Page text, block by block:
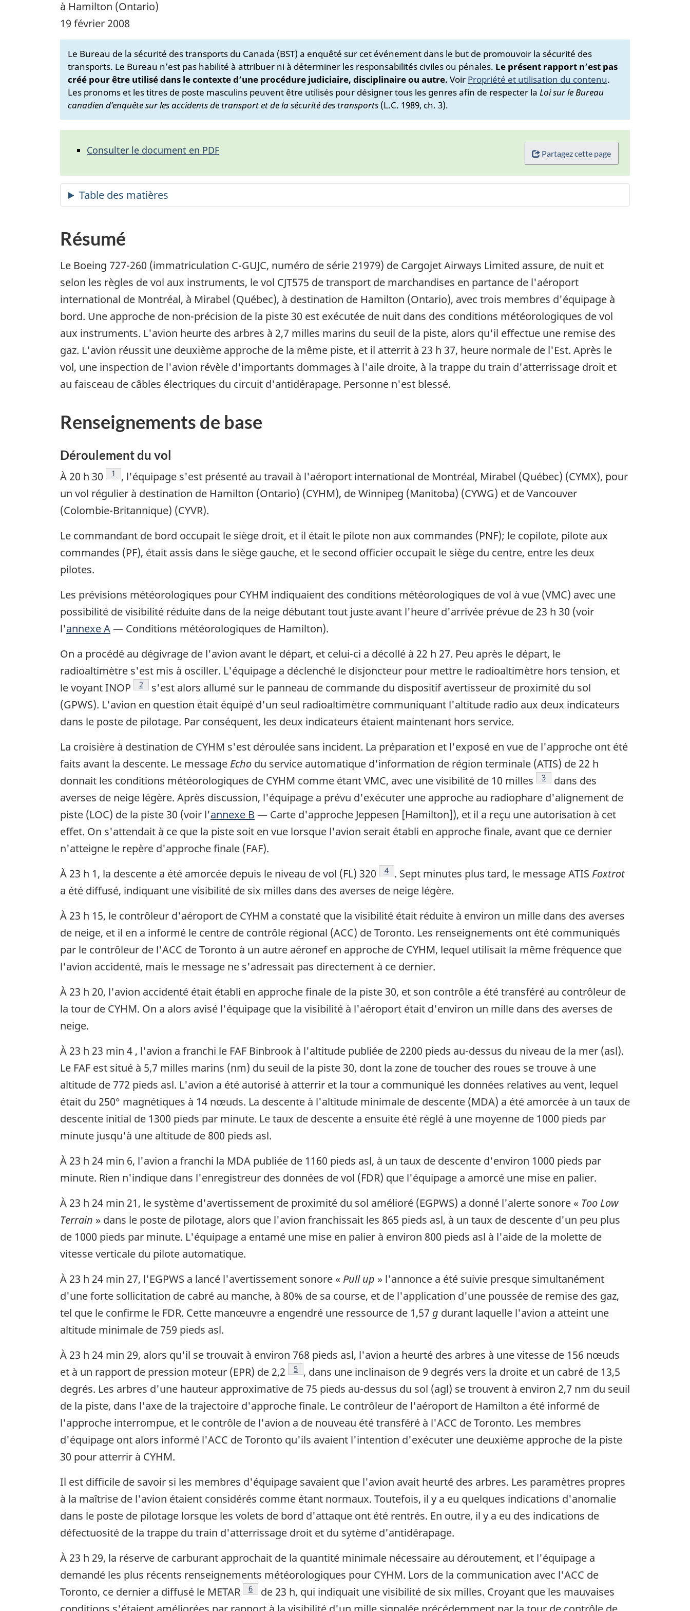
à Hamilton (Ontario)
19 février 2008
Le Bureau de la sécurité des transports du Canada (BST) a enquêté sur cet événement dans le but de promouvoir la sécurité des
transports. Le Bureau n’est pas habilité à attribuer ni à déterminer les responsabilités civiles ou pénales. Le présent rapport n’est pas
créé pour être utilisé dans le contexte d’une procédure judiciaire, disciplinaire ou autre. Voir Propriété et utilisation du contenu.
Les pronoms et les titres de poste masculins peuvent être utilisés pour désigner tous les genres afin de respecter la Loi sur le Bureau
canadien d’enquête sur les accidents de transport et de la sécurité des transports (L.C. 1989, ch. 3).
Partagez cette page
Consulter le document en PDF
Résumé
Le Boeing 727-260 (immatriculation C-GUJC, numéro de série 21979) de Cargojet Airways Limited assure, de nuit et
selon les règles de vol aux instruments, le vol CJT575 de transport de marchandises en partance de l'aéroport
international de Montréal, à Mirabel (Québec), à destination de Hamilton (Ontario), avec trois membres d'équipage à
bord. Une approche de non-précision de la piste 30 est exécutée de nuit dans des conditions météorologiques de vol
aux instruments. L'avion heurte des arbres à 2,7 milles marins du seuil de la piste, alors qu'il effectue une remise des
gaz. L'avion réussit une deuxième approche de la même piste, et il atterrit à 23 h 37, heure normale de l'Est. Après le
vol, une inspection de l'avion révèle d'importants dommages à l'aile droite, à la trappe du train d'atterrissage droit et
au faisceau de câbles électriques du circuit d'antidérapage. Personne n'est blessé.
Renseignements de base
Déroulement du vol
À 20 h 30 Footnote
1
, l'équipage s'est présenté au travail à l'aéroport international de Montréal, Mirabel (Québec) (CYMX), pour
un vol régulier à destination de Hamilton (Ontario) (CYHM), de Winnipeg (Manitoba) (CYWG) et de Vancouver
(Colombie-Britannique) (CYVR).
Le commandant de bord occupait le siège droit, et il était le pilote non aux commandes (PNF); le copilote, pilote aux
commandes (PF), était assis dans le siège gauche, et le second officier occupait le siège du centre, entre les deux
pilotes.
Les prévisions météorologiques pour CYHM indiquaient des conditions météorologiques de vol à vue (VMC) avec une
possibilité de visibilité réduite dans de la neige débutant tout juste avant l'heure d'arrivée prévue de 23 h 30 (voir
l'annexe A— Conditions météorologiques de Hamilton).
On a procédé au dégivrage de l'avion avant le départ, et celui-ci a décollé à 22 h 27. Peu après le départ, le
radioaltimètre s'est mis à osciller. L'équipage a déclenché le disjoncteur pour mettre le radioaltimètre hors tension, et
le voyant INOP
Footnote
2
s'est alors allumé sur le panneau de commande du dispositif avertisseur de proximité du sol
(GPWS). L'avion en question était équipé d'un seul radioaltimètre communiquant l'altitude radio aux deux indicateurs
dans le poste de pilotage. Par conséquent, les deux indicateurs étaient maintenant hors service.
La croisière à destination de CYHM s'est déroulée sans incident. La préparation et l'exposé en vue de l'approche ont été
faits avant la descente. Le message Echo du service automatique d'information de région terminale (ATIS) de 22 h
donnait les conditions météorologiques de CYHM comme étant VMC, avec une visibilité de 10 milles
Footnote
3
dans des
averses de neige légère. Après discussion, l'équipage a prévu d'exécuter une approche au radiophare d'alignement de
piste (LOC) de la piste 30 (voir l'annexe B — Carte d'approche Jeppesen [Hamilton]), et il a reçu une autorisation à cet
effet. On s'attendait à ce que la piste soit en vue lorsque l'avion serait établi en approche finale, avant que ce dernier
n'atteigne le repère d'approche finale (FAF).
À 23 h 1, la descente a été amorcée depuis le niveau de vol (FL) 320
Footnote
4 . Sept minutes plus tard, le message ATIS Foxtrot
a été diffusé, indiquant une visibilité de six milles dans des averses de neige légère.
À 23 h 15, le contrôleur d'aéroport de CYHM a constaté que la visibilité était réduite à environ un mille dans des averses
de neige, et il en a informé le centre de contrôle régional (ACC) de Toronto. Les renseignements ont été communiqués
par le contrôleur de l'ACC de Toronto à un autre aéronef en approche de CYHM, lequel utilisait la même fréquence que
l'avion accidenté, mais le message ne s'adressait pas directement à ce dernier.
À 23 h 20, l'avion accidenté était établi en approche finale de la piste 30, et son contrôle a été transféré au contrôleur de
la tour de CYHM. On a alors avisé l'équipage que la visibilité à l'aéroport était d'environ un mille dans des averses de
neige.
À 23 h 23 min 4 , l'avion a franchi le FAF Binbrook à l'altitude publiée de 2200 pieds au-dessus du niveau de la mer (asl).
Le FAF est situé à 5,7 milles marins (nm) du seuil de la piste 30, dont la zone de toucher des roues se trouve à une
altitude de 772 pieds asl. L'avion a été autorisé à atterrir et la tour a communiqué les données relatives au vent, lequel
était du 250° magnétiques à 14 nœuds. La descente à l'altitude minimale de descente (MDA) a été amorcée à un taux de
descente initial de 1300 pieds par minute. Le taux de descente a ensuite été réglé à une moyenne de 1000 pieds par
minute jusqu'à une altitude de 800 pieds asl.
À 23 h 24 min 6, l'avion a franchi la MDA publiée de 1160 pieds asl, à un taux de descente d'environ 1000 pieds par
minute. Rien n'indique dans l'enregistreur des données de vol (FDR) que l'équipage a amorcé une mise en palier.
À 23 h 24 min 21, le système d'avertissement de proximité du sol amélioré (EGPWS) a donné l'alerte sonore « Too Low
Terrain » dans le poste de pilotage, alors que l'avion franchissait les 865 pieds asl, à un taux de descente d'un peu plus
de 1000 pieds par minute. L'équipage a entamé une mise en palier à environ 800 pieds asl à l'aide de la molette de
vitesse verticale du pilote automatique.
À 23 h 24 min 27, l'EGPWS a lancé l'avertissement sonore « Pull up » l'annonce a été suivie presque simultanément
d'une forte sollicitation de cabré au manche, à 80% de sa course, et de l'application d'une poussée de remise des gaz,
tel que le confirme le FDR. Cette manœuvre a engendré une ressource de 1,57 g durant laquelle l'avion a atteint une
altitude minimale de 759 pieds asl.
À 23 h 24 min 29, alors qu'il se trouvait à environ 768 pieds asl, l'avion a heurté des arbres à une vitesse de 156 nœuds
et à un rapport de pression moteur (EPR) de 2,2
Footnote
5 , dans une inclinaison de 9 degrés vers la droite et un cabré de 13,5
degrés. Les arbres d'une hauteur approximative de 75 pieds au-dessus du sol (agl) se trouvent à environ 2,7 nm du seuil
de la piste, dans l'axe de la trajectoire d'approche finale. Le contrôleur de l'aéroport de Hamilton a été informé de
l'approche interrompue, et le contrôle de l'avion a de nouveau été transféré à l'ACC de Toronto. Les membres
d'équipage ont alors informé l'ACC de Toronto qu'ils avaient l'intention d'exécuter une deuxième approche de la piste
30 pour atterrir à CYHM.
Il est difficile de savoir si les membres d'équipage savaient que l'avion avait heurté des arbres. Les paramètres propres
à la maîtrise de l'avion étaient considérés comme étant normaux. Toutefois, il y a eu quelques indications d'anomalie
dans le poste de pilotage lorsque les volets de bord d'attaque ont été rentrés. En outre, il y a eu des indications de
défectuosité de la trappe du train d'atterrissage droit et du sytème d'antidérapage.
À 23 h 29, la réserve de carburant approchait de la quantité minimale nécessaire au déroutement, et l'équipage a
demandé les plus récents renseignements météorologiques pour CYHM. Lors de la communication avec l'ACC de
Toronto, ce dernier a diffusé le METAR
Footnote
6
de 23 h, qui indiquait une visibilité de six milles. Croyant que les mauvaises